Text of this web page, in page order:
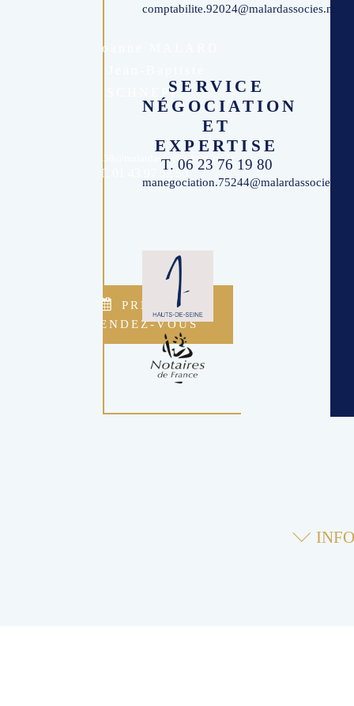
Me Joanne MALARD
SCHNEPF
accueil.94038@malardassocies.notaires.fr
T. 01 43 97 52 50

PRENDRE
RENDEZ-VOUS
SERVICE
NÉGOCIATION
ET
EXPERTISE
T. 06 23 76 19 80
